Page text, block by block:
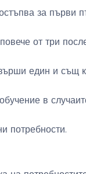
за първи
от три
един и същ
в
потребности.